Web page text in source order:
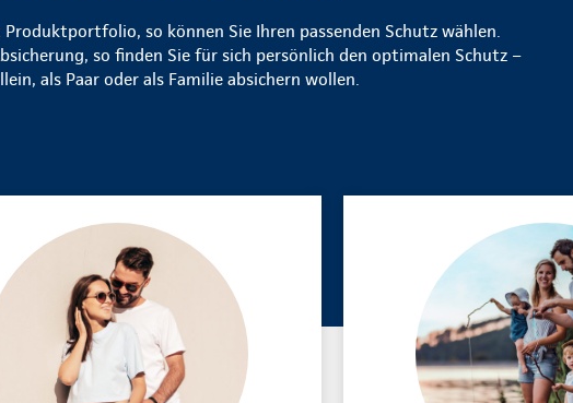
so können Sie Ihren passenden Schutz wählen.
so finden Sie für sich persönlich den optimalen Schutz –
als Paar oder als Familie absichern wollen.